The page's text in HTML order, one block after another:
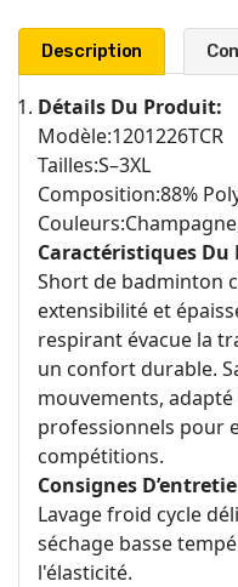
Description
Détails Du Produit:
Modèle:1201226TCR
Tailles:S–3XL
Composition:88%
Caractéristiques Du
Short de badminton
extensibilité et
respirant évacue la
un confort durable.
mouvements,
professionnels pour
compétitions.
Consignes
Lavage froid cycle
séchage basse
l'élasticité.